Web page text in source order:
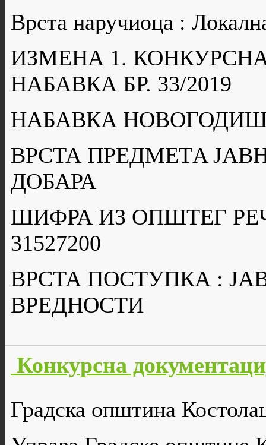
Врста наручиоца :
ИЗМЕНА 1.
НАБАВКА БР. 33/2019
НАБАВКА
ВРСТА ПРЕДМЕТA
ДОБАРА
ШИФРА ИЗ ОПШТЕГ
31527200
ВРСТА ПОСТУПКА :
ВРЕДНОСТИ
Конкурсна
Градска општина